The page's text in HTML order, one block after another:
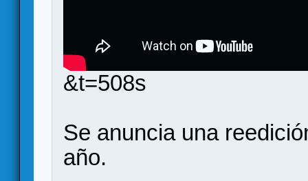
&t=508s
Se anuncia una
año.